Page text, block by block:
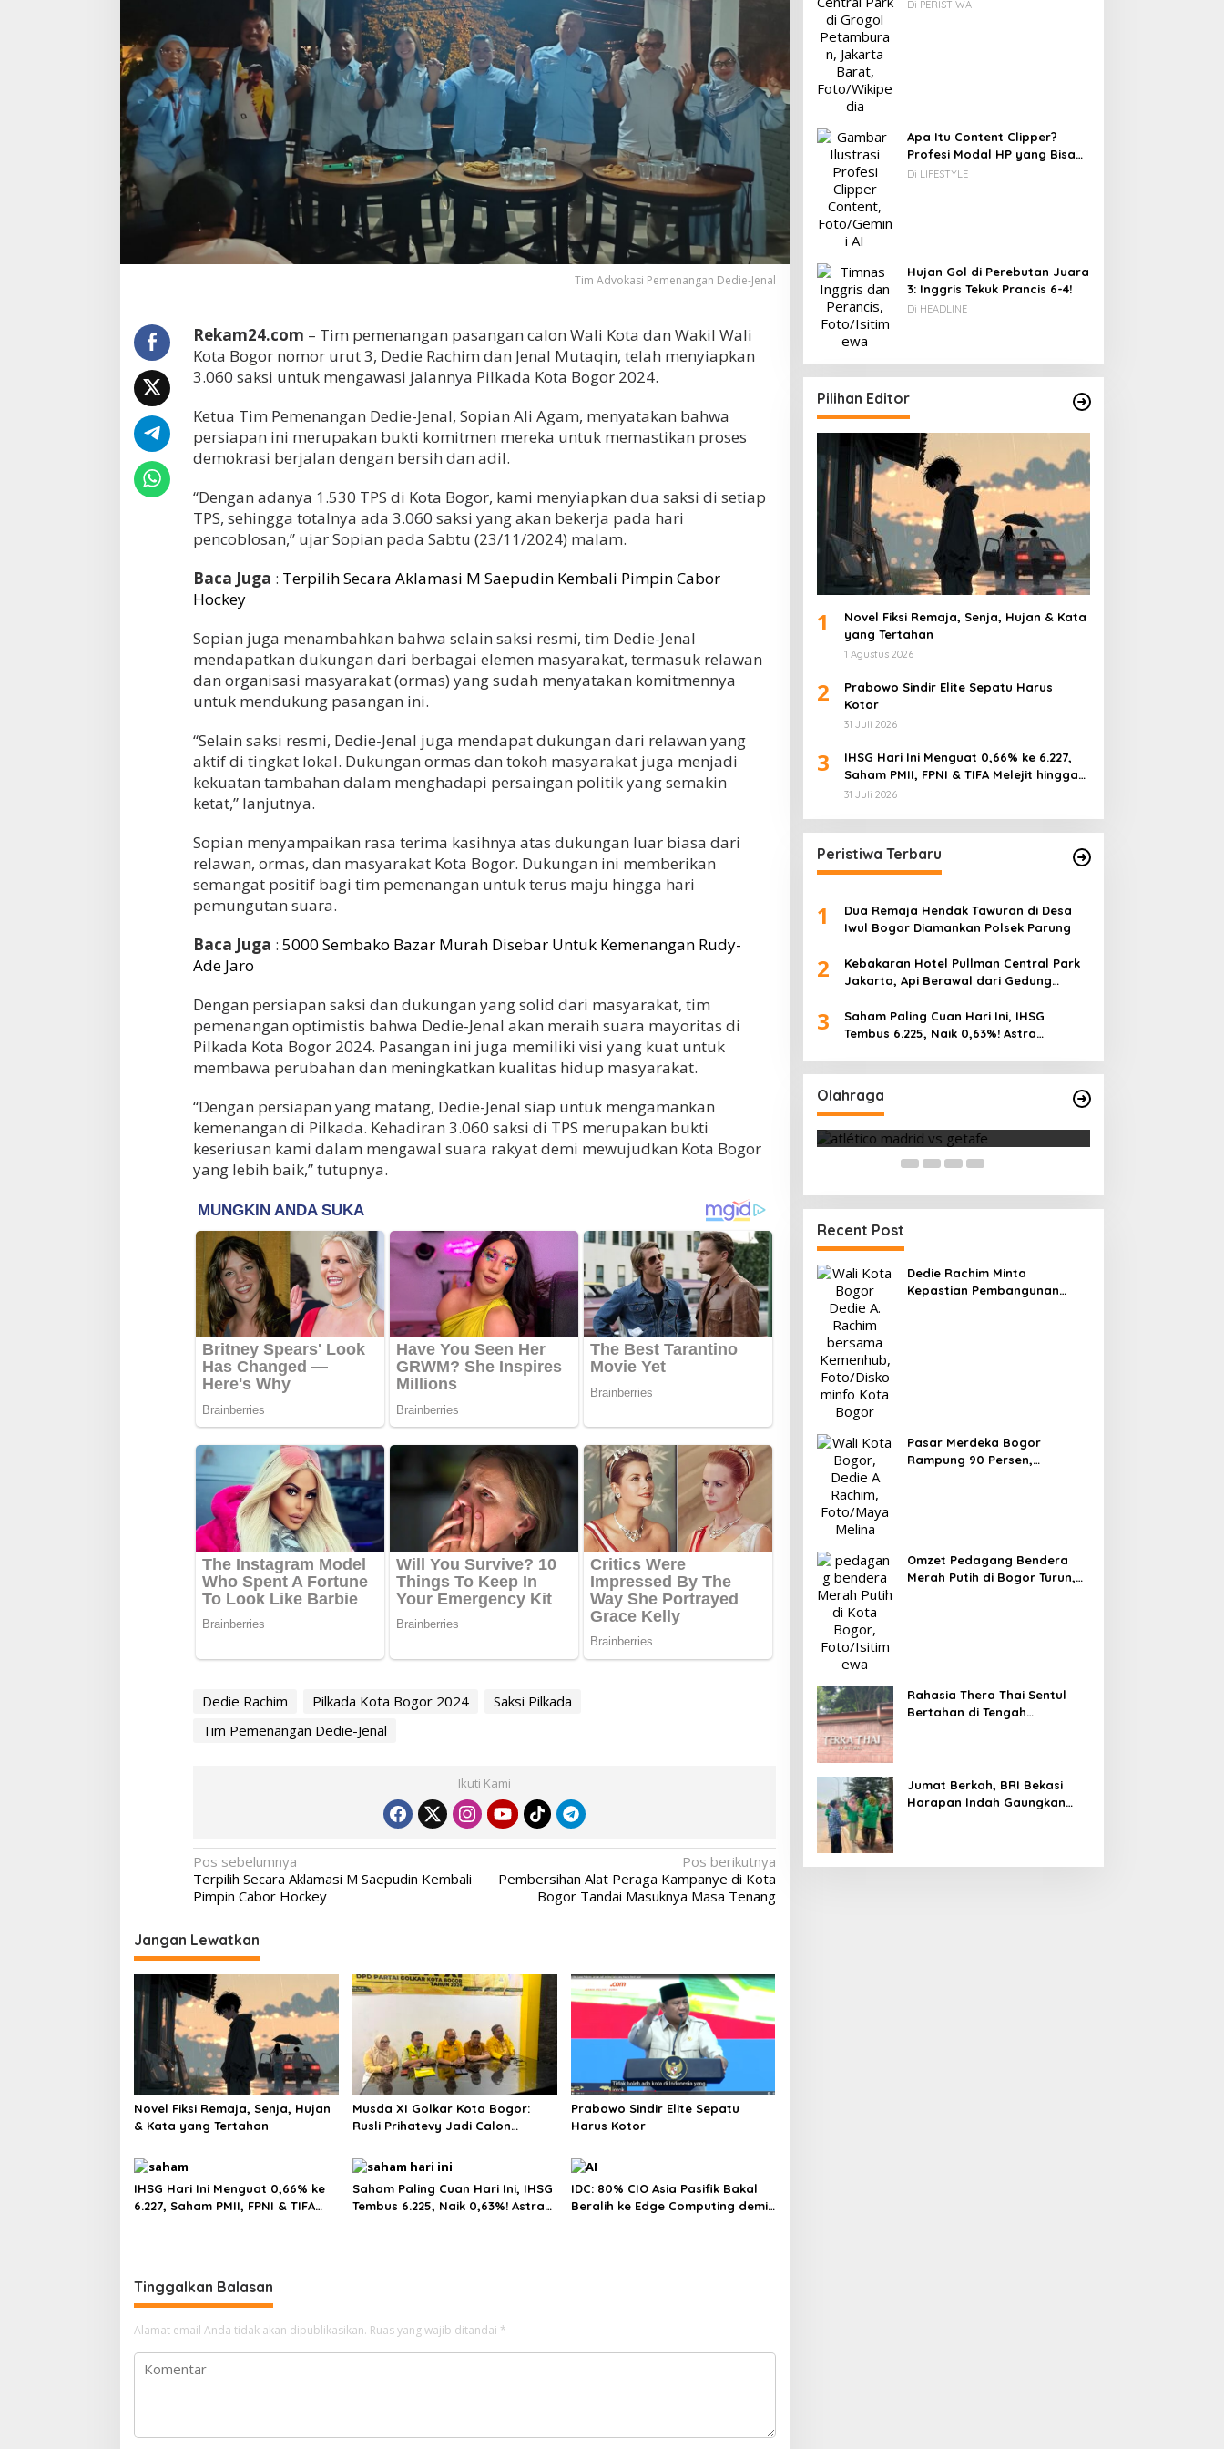
Tim Advokasi Pemenangan Dedie-Jenal
Rekam24.com – Tim pemenangan pasangan calon Wali Kota dan Wakil Wali
Kota Bogor nomor urut 3, Dedie Rachim dan Jenal Mutaqin, telah menyiapkan
3.060 saksi untuk mengawasi jalannya Pilkada Kota Bogor 2024.
Ketua Tim Pemenangan Dedie-Jenal, Sopian Ali Agam, menyatakan bahwa
persiapan ini merupakan bukti komitmen mereka untuk memastikan proses
demokrasi berjalan dengan bersih dan adil.
“Dengan adanya 1.530 TPS di Kota Bogor, kami menyiapkan dua saksi di setiap
TPS, sehingga totalnya ada 3.060 saksi yang akan bekerja pada hari
pencoblosan,” ujar Sopian pada Sabtu (23/11/2024) malam.
Baca Juga : Terpilih Secara Aklamasi M Saepudin Kembali Pimpin Cabor
Hockey
Sopian juga menambahkan bahwa selain saksi resmi, tim Dedie-Jenal
mendapatkan dukungan dari berbagai elemen masyarakat, termasuk relawan
dan organisasi masyarakat (ormas) yang sudah menyatakan komitmennya
untuk mendukung pasangan ini.
“Selain saksi resmi, Dedie-Jenal juga mendapat dukungan dari relawan yang
aktif di tingkat lokal. Dukungan ormas dan tokoh masyarakat juga menjadi
kekuatan tambahan dalam menghadapi persaingan politik yang semakin
ketat,” lanjutnya.
Sopian menyampaikan rasa terima kasihnya atas dukungan luar biasa dari
relawan, ormas, dan masyarakat Kota Bogor. Dukungan ini memberikan
semangat positif bagi tim pemenangan untuk terus maju hingga hari
pemungutan suara.
Baca Juga : 5000 Sembako Bazar Murah Disebar Untuk Kemenangan Rudy-
Ade Jaro
Dengan persiapan saksi dan dukungan yang solid dari masyarakat, tim
pemenangan optimistis bahwa Dedie-Jenal akan meraih suara mayoritas di
Pilkada Kota Bogor 2024. Pasangan ini juga memiliki visi yang kuat untuk
membawa perubahan dan meningkatkan kualitas hidup masyarakat.
“Dengan persiapan yang matang, Dedie-Jenal siap untuk mengamankan
kemenangan di Pilkada. Kehadiran 3.060 saksi di TPS merupakan bukti
keseriusan kami dalam mengawal suara rakyat demi mewujudkan Kota Bogor
yang lebih baik,” tutupnya.
Dedie Rachim Pilkada Kota Bogor 2024
Saksi Pilkada
Tim Pemenangan Dedie-Jenal
Ikuti Kami
Navigasi
pos
Pos sebelumnya
Terpilih Secara Aklamasi M Saepudin Kembali
Pimpin Cabor Hockey
Pos berikutnya
Pembersihan Alat Peraga Kampanye di Kota
Bogor Tandai Masuknya Masa Tenang
Jangan Lewatkan
Novel Fiksi Remaja, Senja, Hujan
& Kata yang Tertahan
Musda XI Golkar Kota Bogor:
Rusli Prihatevy Jadi Calon
Prabowo Sindir Elite Sepatu
Harus Kotor
IHSG Hari Ini Menguat 0,66% ke
6.227, Saham PMII, FPNI & TIFA
Saham Paling Cuan Hari Ini, IHSG
Tembus 6.225, Naik 0,63%! Astra
IDC: 80% CIO Asia Pasifik Bakal
Beralih ke Edge Computing demi
Tinggalkan Balasan
Alamat email Anda tidak akan dipublikasikan. Ruas yang wajib ditandai *
Di PERISTIWA
Apa Itu Content Clipper?
Profesi Modal HP yang Bisa
Menghasilkan Puluhan Juta
Di LIFESTYLE
Hujan Gol di Perebutan Juara
3: Inggris Tekuk Prancis 6-4!
Di HEADLINE
Pilihan Editor
1
Novel Fiksi Remaja, Senja, Hujan & Kata
yang Tertahan
1 Agustus 2026
2
Prabowo Sindir Elite Sepatu Harus
Kotor
31 Juli 2026
3
IHSG Hari Ini Menguat 0,66% ke 6.227,
Saham PMII, FPNI & TIFA Melejit hingga
28%! Ini Daftar Saham Paling Cuan &
31 Juli 2026
Peristiwa Terbaru
1
Dua Remaja Hendak Tawuran di Desa
Iwul Bogor Diamankan Polsek Parung
2
Kebakaran Hotel Pullman Central Park
Jakarta, Api Berawal dari Gedung
3
Saham Paling Cuan Hari Ini, IHSG
Tembus 6.225, Naik 0,63%! Astra
Olahraga
Vietnam Permalukan Indonesia 3-
0 di Pakansari, Garuda Gagal
Manfaatkan Laga Kandang
Kesiapan 525 Atlet Kota Bogor
Menuju Porprov Jabar
Di OLAHRAGA | 1 Agustus 2026
Leste: Garuda Menang 3-0 di
ASEAN Hyundai Cup
Di OLAHRAGA | 31 Juli 2026
Atlético Madrid Hancurkan Getafe
5-0, Lolos ke Semifinal Copa del
Rey
Di Berita Terbaru, HEADLINE, OLAHRAGA, PILIHAN
EDITOR
|
Recent Post
Dedie Rachim Minta
Kepastian Pembangunan
Pasar Merdeka Bogor
Rampung 90 Persen,
Omzet Pedagang Bendera
Merah Putih di Bogor Turun,
Rahasia Thera Thai Sentul
Bertahan di Tengah
Jumat Berkah, BRI Bekasi
Harapan Indah Gaungkan